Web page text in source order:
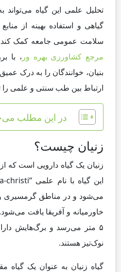
تحلیل علمی این گیاه
گیاهی و استفاده بهینه از
سلامت عمومی جامعه کمک
مرجع کشاورزی بهره ور ، با
بنیان، خوانندگان را به درک
ارتباط بین طب سنتی و علمی را
در این مطلب
زنیان چیست؟
زنیان یک گیاه دارویی است که
می‌شود و در مناطق گرمسیری
خاورمیانه و آفریقا یافت می‌شود.
۵ متر می‌رسد و برگ‌هایش
نوک‌تیز هستند.
گیاه زنیان به عنوان یک گیاه